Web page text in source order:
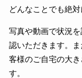
どんなことでも絶
写真や動画で状況
認いただきます。
客様のご自宅の大
す。